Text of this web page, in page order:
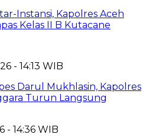
Instansi, Kapolres Aceh
Kelas II B Kutacane
- 14:13 WIB
Darul Mukhlasin, Kapolres
Turun Langsung
- 14:36 WIB